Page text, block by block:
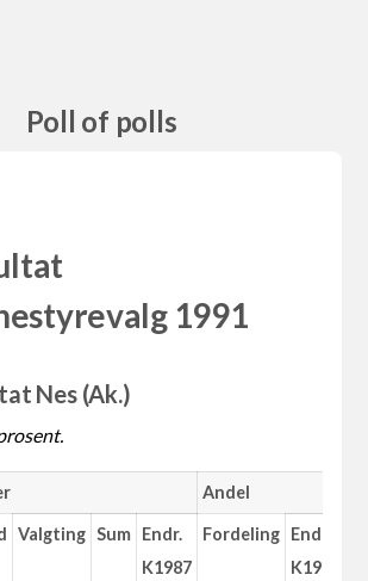
Poll of polls
1991
Nes (Ak.)
Andel
Valgting Sum Endr.
K1987
Fordeling Endr.
K1987